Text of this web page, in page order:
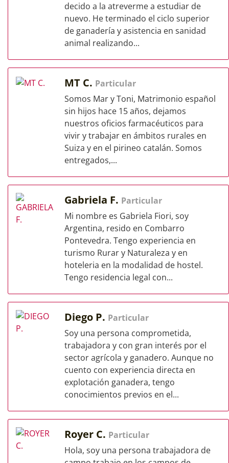
decido a la atreverme a estudiar de
nuevo. He terminado el ciclo superior
de ganadería y asistencia en sanidad
animal realizando...
MT C. Particular
Somos Mar y Toni, Matrimonio español
sin hijos hace 15 años, dejamos
nuestros oficios farmacéuticos para
vivir y trabajar en ámbitos rurales en
Suiza y en el pirineo catalán. Somos
entregados,...
Gabriela F. Particular
Mi nombre es Gabriela Fiori, soy
Argentina, resido en Combarro
Pontevedra. Tengo experiencia en
turismo Rurar y Naturaleza y en
hoteleria en la modalidad de hostel.
Tengo residencia legal con...
Diego P. Particular
Soy una persona comprometida,
trabajadora y con gran interés por el
sector agrícola y ganadero. Aunque no
cuento con experiencia directa en
explotación ganadera, tengo
conocimientos previos en el...
Royer C. Particular
Hola, soy una persona trabajadora de